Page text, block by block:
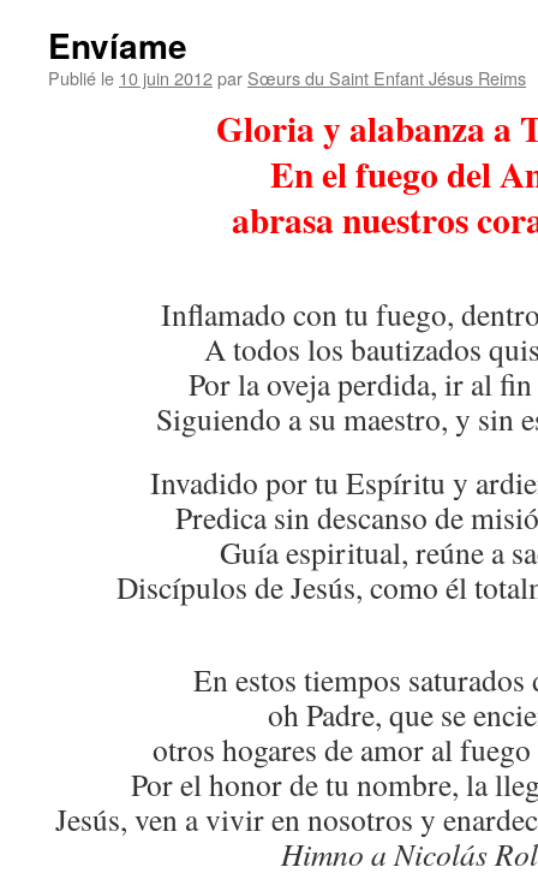
Envíame
Publié le 10 juin 2012par Sœurs du Saint Enfant Jésus Reims
Gloria y alabanza a
En el fuego del
abrasa nuestros
Inflamado con tu fuego,
A todos los bautizados
Por la oveja perdida, ir al
Siguiendo a su maestro, y sin
Invadido por tu Espíritu y
Predica sin descanso de
Guía espiritual, reúne a
Discípulos de Jesús, como él
En estos tiempos
oh Padre, que se
otros hogares de amor al
Por el honor de tu nombre, la
Jesús, ven a vivir en nosotros y
Himno aNicolás